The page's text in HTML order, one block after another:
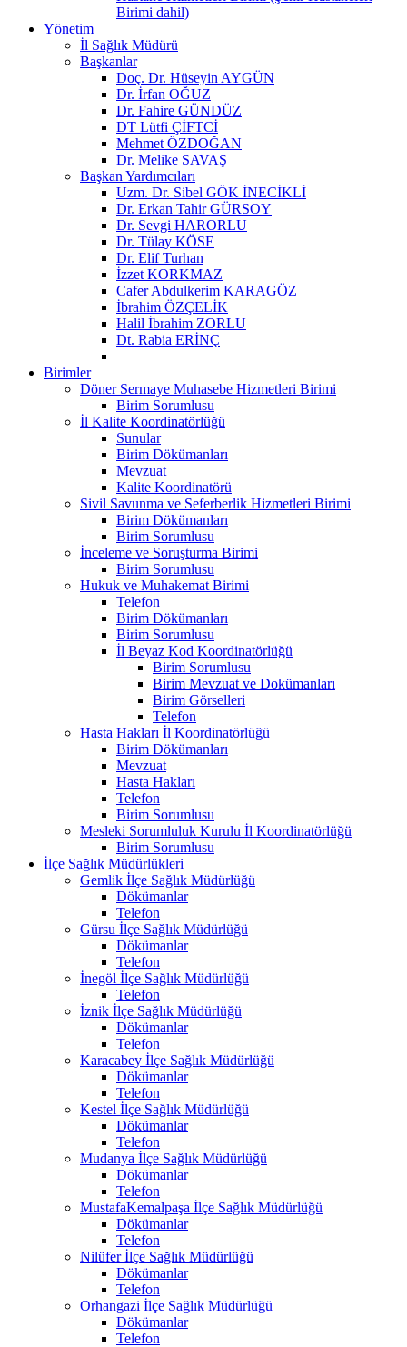
Birimi dahil)
Yönetim
İl Sağlık Müdürü
Başkanlar
Doç. Dr. Hüseyin AYGÜN
Dr. İrfan OĞUZ
Dr. Fahire GÜNDÜZ
DT Lütfi ÇİFTCİ
Mehmet ÖZDOĞAN
Dr. Melike SAVAŞ
Başkan Yardımcıları
Uzm. Dr. Sibel GÖK İNECİKLİ
Dr. Erkan Tahir GÜRSOY
Dr. Sevgi HARORLU
Dr. Tülay KÖSE
Dr. Elif Turhan
İzzet KORKMAZ
Cafer Abdulkerim KARAGÖZ
İbrahim ÖZÇELİK
Halil İbrahim ZORLU
Dt. Rabia ERİNÇ
Birimler
Döner Sermaye Muhasebe Hizmetleri Birimi
Birim Sorumlusu
İl Kalite Koordinatörlüğü
Sunular
Birim Dökümanları
Mevzuat
Kalite Koordinatörü
Sivil Savunma ve Seferberlik Hizmetleri Birimi
Birim Dökümanları
Birim Sorumlusu
İnceleme ve Soruşturma Birimi
Birim Sorumlusu
Hukuk ve Muhakemat Birimi
Telefon
Birim Dökümanları
Birim Sorumlusu
İl Beyaz Kod Koordinatörlüğü
Birim Sorumlusu
Birim Mevzuat ve Dokümanları
Birim Görselleri
Telefon
Hasta Hakları İl Koordinatörlüğü
Birim Dökümanları
Mevzuat
Hasta Hakları
Telefon
Birim Sorumlusu
Mesleki Sorumluluk Kurulu İl Koordinatörlüğü
Birim Sorumlusu
İlçe Sağlık Müdürlükleri
Gemlik İlçe Sağlık Müdürlüğü
Dökümanlar
Telefon
Gürsu İlçe Sağlık Müdürlüğü
Dökümanlar
Telefon
İnegöl İlçe Sağlık Müdürlüğü
Telefon
İznik İlçe Sağlık Müdürlüğü
Dökümanlar
Telefon
Karacabey İlçe Sağlık Müdürlüğü
Dökümanlar
Telefon
Kestel İlçe Sağlık Müdürlüğü
Dökümanlar
Telefon
Mudanya İlçe Sağlık Müdürlüğü
Dökümanlar
Telefon
MustafaKemalpaşa İlçe Sağlık Müdürlüğü
Dökümanlar
Telefon
Nilüfer İlçe Sağlık Müdürlüğü
Dökümanlar
Telefon
Orhangazi İlçe Sağlık Müdürlüğü
Dökümanlar
Telefon